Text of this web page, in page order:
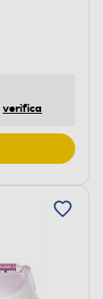
verifica